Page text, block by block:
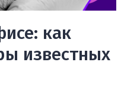
как
известных